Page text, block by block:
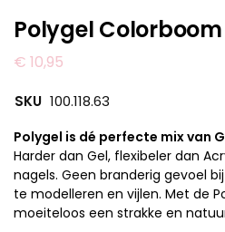
Polygel Colorboom
€ 10,95
SKU 100.118.63
Polygel is dé perfecte mix van
Harder dan Gel, flexibeler dan
nagels. Geen branderig gevoel
te modelleren en vijlen. Met de
moeiteloos een strakke en